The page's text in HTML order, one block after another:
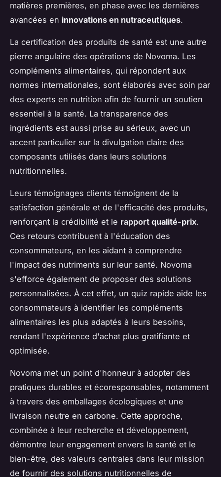
matières premières, en phase avec les dernières
avancées en innovations en nutraceutiques.
La certification des produits de santé est une autre
pierre angulaire des opérations de Novoma. Les
compléments alimentaires, qui répondent aux
normes internationales, sont élaborés avec soin par
des experts en nutrition afin de fournir un soutien
essentiel à la santé. La transparence des
ingrédients est aussi prise au sérieux, avec un
accent particulier sur la divulgation claire des
composants utilisés dans leurs solutions
nutritionnelles.
Leurs témoignages clients témoignent de la
satisfaction générale et de l'efficacité des produits,
renforçant la crédibilité et le rapport qualité-prix.
Ces retours contribuent à l'éducation des
consommateurs, en les aidant à comprendre
l'impact des nutriments sur leur santé. Novoma
s'efforce également de proposer des solutions
personnalisées. À cet effet, un quiz rapide aide les
consommateurs à identifier les compléments
alimentaires les plus adaptés à leurs besoins,
rendant l'expérience d'achat plus gratifiante et
optimisée.
Novoma met un point d'honneur à adopter des
pratiques durables et écoresponsables, notamment
à travers des emballages écologiques et une
livraison neutre en carbone. Cette approche,
combinée à leur recherche et développement,
démontre leur engagement envers la santé et le
bien-être, des valeurs centrales dans leur mission
de fournir des solutions nutritionnelles de